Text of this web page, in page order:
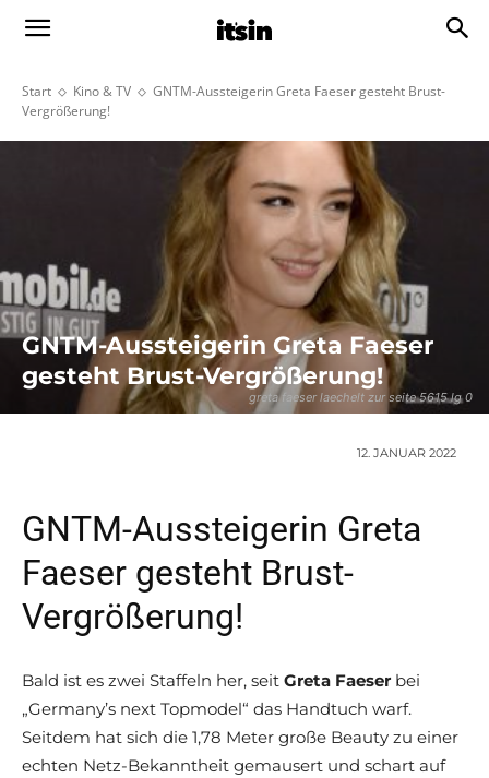
Start Kino & TV
GNTM-Aussteigerin Greta Faeser gesteht Brust-
Vergrößerung!
greta faeser laechelt zur seite 5615 lg 0
GNTM-Aussteigerin Greta Faeser
gesteht Brust-Vergrößerung!
12. JANUAR 2022
GNTM-Aussteigerin Greta
Faeser gesteht Brust-
Vergrößerung!
Bald ist es zwei Staffeln her, seit Greta Faeser bei
„Germany’s next Topmodel“ das Handtuch warf.
Seitdem hat sich die 1,78 Meter große Beauty zu einer
echten Netz-Bekanntheit gemausert und schart auf